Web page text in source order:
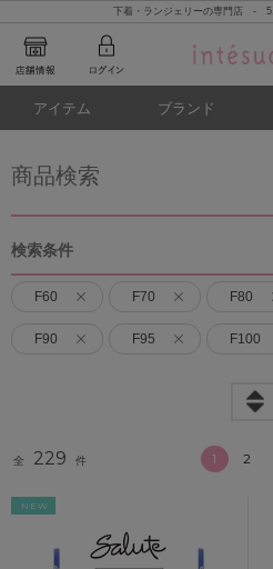
下着・ランジェリーの専門店 -
アイテム ブランド
商品検索
検索条件
F60 F70 F80
F90 F95 F100
全 229 件 1 2
NEW